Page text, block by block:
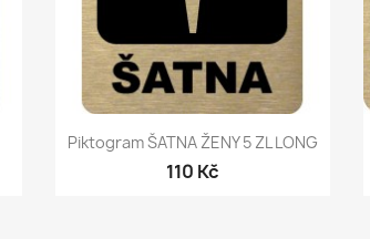
Rychlý náhled
Piktogram ŠATNA ŽENY 5 ZL LONG
110 Kč